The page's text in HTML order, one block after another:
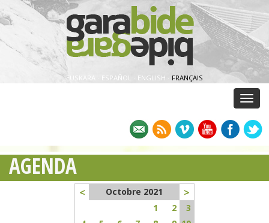
EUSKARA ESPAÑOL · ENGLISH · FRANÇAIS
AGENDA
< Octobre 2021 >
1 2
3